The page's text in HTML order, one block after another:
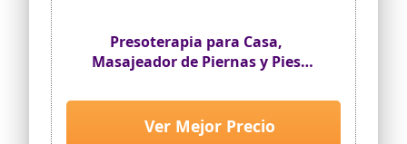
Presoterapia para Casa,
Masajeador de Piernas y Pies
Circulación Recuperación,
Muscular Drenaje Linfático,
Ver Mejor Precio